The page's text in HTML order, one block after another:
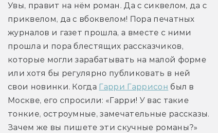
Увы, правит на нём роман. Да с сиквелом, да с
приквелом, да с вбоквелом! Пора печатных
журналов и газет прошла, а вместе с ними
прошла и пора блестящих рассказчиков,
которые могли зарабатывать на малой форме
или хотя бы регулярно публиковать в ней
свои новинки. Когда Гарри Гаррисон был в
Москве, его спросили: «Гарри! У вас такие
тонкие, остроумные, замечательные рассказы.
Зачем же вы пишете эти скучные романы?»